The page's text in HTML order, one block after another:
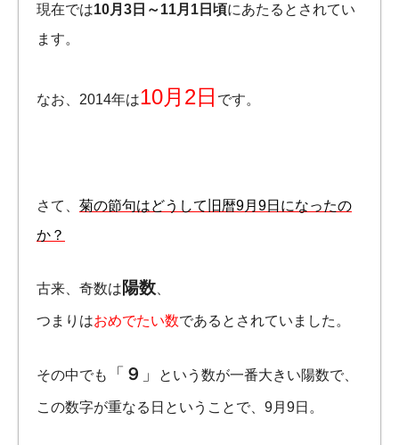
現在では10月3日～11月1日頃にあたるとされてい
ます。
なお、2014年は10月2日 です。
さて、 菊の節句はどうして旧暦9月9日になったの
か？
古来、奇数は 陽数
つまりはおめでたい数であるとされていました。
その中でも 「 ９ 」 という数が一番大きい陽数で、
この数字が重なる日ということで、9月9日。